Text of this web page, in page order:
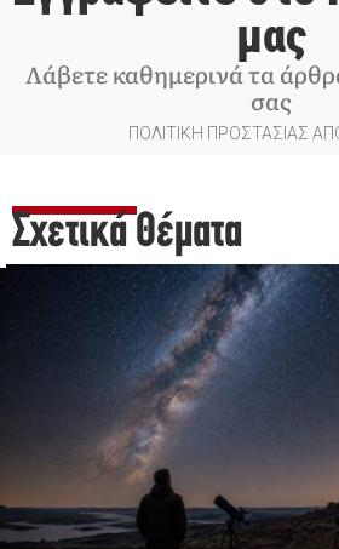
μας
Λάβετε καθημερινά τα
σας
ΠΟΛΙΤΙΚΗ ΠΡΟΣΤΑΣΙΑΣ
Σχετικά Θέματα